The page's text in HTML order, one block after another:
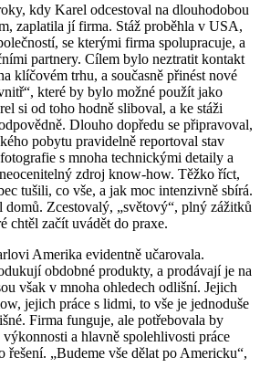
kdy Karel odcestoval na dlouhodobou
zaplatila jí firma. Stáž proběhla v USA,
se kterými firma spolupracuje, a
partnery. Cílem bylo neztratit kontakt
klíčovém trhu, a současně přinést nové
které by bylo možné použít jako
si od toho hodně sliboval, a ke stáži
Dlouho dopředu se připravoval,
pobytu pravidelně reportoval stav
s mnoha technickými detaily a
zdroj know-how. Těžko říct,
tušili, co vše, a jak moc intenzivně sbírá.
domů. Zcestovalý, „světový“, plný zážitků
chtěl začít uvádět do praxe.
Amerika evidentně učarovala.
obdobné produkty, a prodávají je na
však v mnoha ohledech odlišní. Jejich
jejich práce s lidmi, to vše je jednoduše
Firma funguje, ale potřebovala by
a hlavně spolehlivosti práce
řešení. „Budeme vše dělat po Americku“,